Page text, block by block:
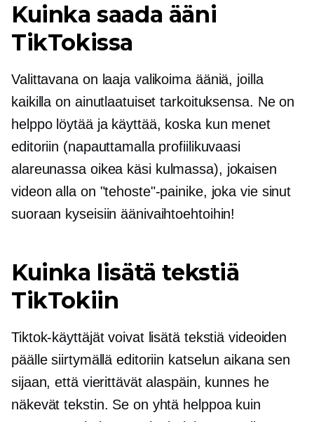
Kuinka saada ääni
TikTokissa
Valittavana on laaja valikoima ääniä, joilla
kaikilla on ainutlaatuiset tarkoituksensa. Ne on
helppo löytää ja käyttää, koska kun menet
editoriin (napauttamalla profiilikuvaasi
alareunassa oikea käsikulmassa), jokaisen
videon alla on "tehoste"-painike, joka vie sinut
suoraan kyseisiin äänivaihtoehtoihin!
Kuinka lisätä tekstiä
TikTokiin
Tiktok-käyttäjät voivat lisätä tekstiä videoiden
päälle siirtymällä editoriin katselun aikana sen
sijaan, että vierittävät alaspäin, kunnes he
näkevät tekstin. Se on yhtä helppoa kuin